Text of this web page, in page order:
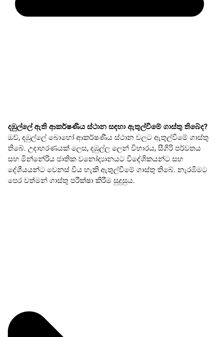
දඹුල්ලේ ඇති ආකර්ෂණීය ස්ථාන සඳහා ඇතුල්වීමේ ගාස්තු තිබේද?
ඔව්, දඹුල්ලේ බොහෝ ආකර්ෂණීය ස්ථාන වලට ඇතුල්වීමේ ගාස්තු
තිබේ. උදාහරණයක් ලෙස, දඹුල්ල ලෙන් විහාරය, සීගිරි පර්වතය
සහ මින්නේරිය ජාතික වනෝද්‍යානයට විදේශිකයන්ට සහ
දේශීයයන්ට වෙනස් විය හැකි ඇතුල්වීමේ ගාස්තු තිබේ. නැරඹීමට
පෙර වත්මන් ගාස්තු පරීක්ෂා කිරීම සුදුසුය.